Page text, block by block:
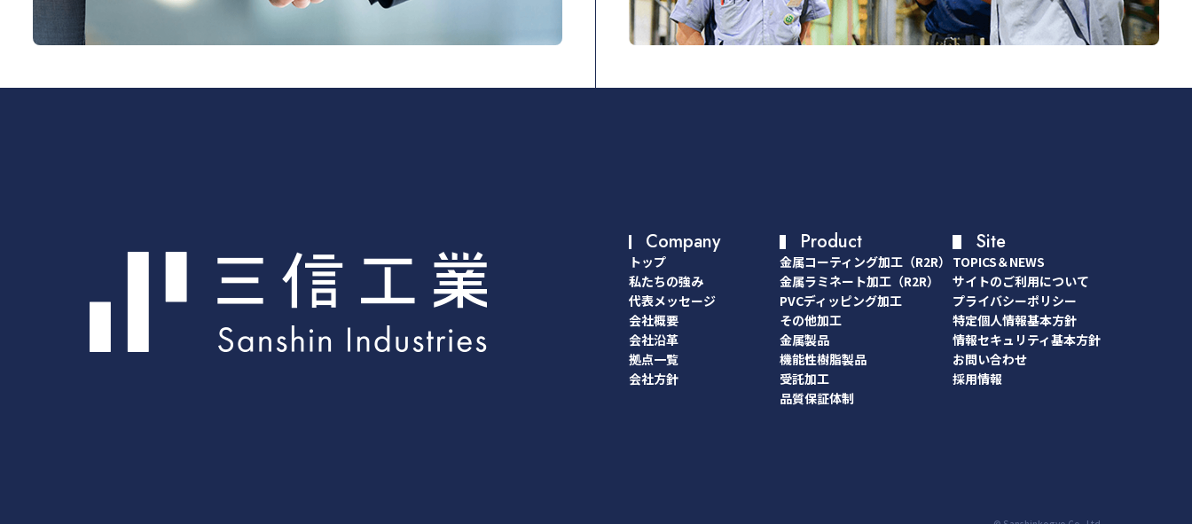
Company
トップ
トップ
私たちの強み
私たちの強み
代表メッセージ
代表メッセージ
会社概要
会社概要
会社沿革
会社沿革
拠点一覧
拠点一覧
会社方針
Product
金属コーティング加工（R2R）
金属コーティング加工（R2R）
金属ラミネート加工（R2R）
金属ラミネート加工（R2R）
PVCディッピング加工
PVCディッピング加工
その他加工
その他加工
金属製品
金属製品
機能性樹脂製品
機能性樹脂製品
受託加工
受託加工
品質保証体制
Site
TOPICS＆NEWS
TOPICS＆NEWS
サイトのご利用について
サイトのご利用について
プライバシーポリシー
プライバシーポリシー
特定個人情報基本方針
特定個人情報基本方針
情報セキュリティ基本方針
情報セキュリティ基本方針
お問い合わせ
お問い合わせ
採用情報